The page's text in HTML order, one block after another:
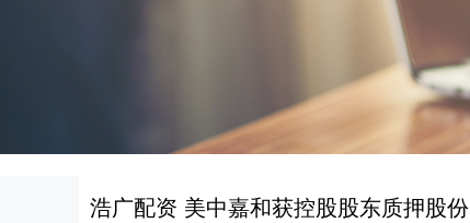
浩广配资 美中嘉和获控股股东质押股份